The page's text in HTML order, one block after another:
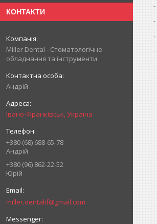
КОНТАКТИ
Miller Dental - Стоматологічне
обладнання та інструменти
Андрій
Івано-Франківськ, Україна
+380 (68) 688-65-78
Андрій
+380 (96) 862-22-52
Юрій
miller.dentalif@gmail.com